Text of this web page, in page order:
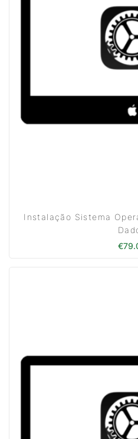
Instalação Sistema
€